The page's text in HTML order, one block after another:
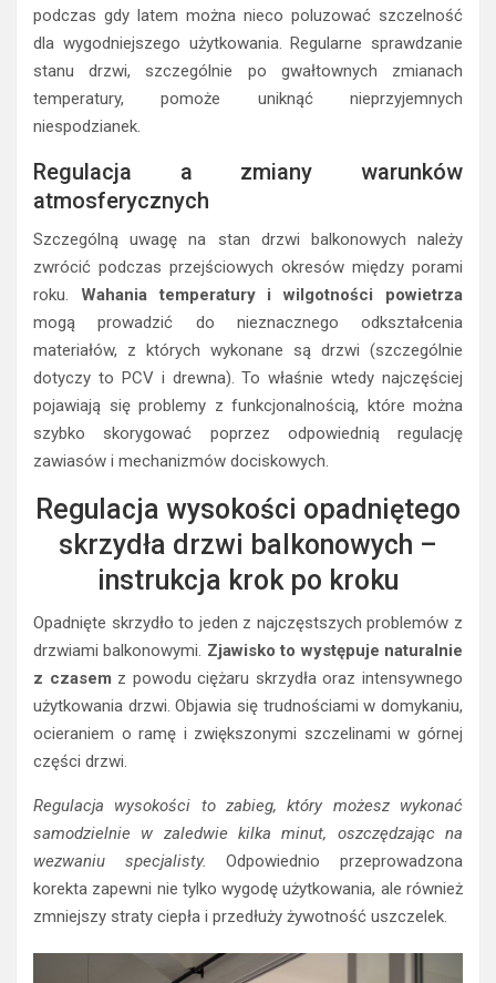
podczas gdy latem można nieco poluzować szczelność
dla wygodniejszego użytkowania. Regularne sprawdzanie
stanu drzwi, szczególnie po gwałtownych zmianach
temperatury, pomoże uniknąć nieprzyjemnych
niespodzianek.
Regulacja a zmiany warunków
atmosferycznych
Szczególną uwagę na stan drzwi balkonowych należy
zwrócić podczas przejściowych okresów między porami
roku. Wahania temperatury i wilgotności powietrza
mogą prowadzić do nieznacznego odkształcenia
materiałów, z których wykonane są drzwi (szczególnie
dotyczy to PCV i drewna). To właśnie wtedy najczęściej
pojawiają się problemy z funkcjonalnością, które można
szybko skorygować poprzez odpowiednią regulację
zawiasów i mechanizmów dociskowych.
Regulacja wysokości opadniętego
skrzydła drzwi balkonowych –
instrukcja krok po kroku
Opadnięte skrzydło to jeden z najczęstszych problemów z
drzwiami balkonowymi. Zjawisko to występuje naturalnie
z czasem z powodu ciężaru skrzydła oraz intensywnego
użytkowania drzwi. Objawia się trudnościami w domykaniu,
ocieraniem o ramę i zwiększonymi szczelinami w górnej
części drzwi.
Regulacja wysokości to zabieg, który możesz wykonać
samodzielnie w zaledwie kilka minut, oszczędzając na
wezwaniu specjalisty. Odpowiednio przeprowadzona
korekta zapewni nie tylko wygodę użytkowania, ale również
zmniejszy straty ciepła i przedłuży żywotność uszczelek.